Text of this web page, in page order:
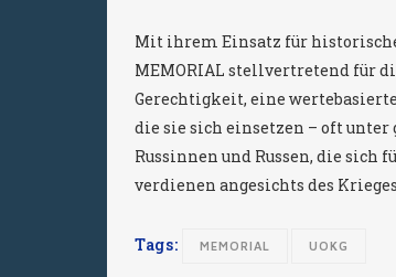
Mit ihrem Einsatz für
MEMORIAL stellvertretend für
Gerechtigkeit, eine
die sie sich einsetzen – oft
Russinnen und Russen, die sich
verdienen angesichts des
Tags: MEMORIAL UOKG